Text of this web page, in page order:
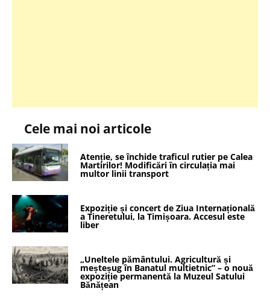
Cele mai noi articole
Atenție, se închide traficul rutier pe Calea
Martirilor! Modificări în circulația mai
multor linii transport
Expoziție și concert de Ziua Internațională
a Tineretului, la Timișoara. Accesul este
liber
„Uneltele pământului. Agricultură și
meșteșug în Banatul multietnic” – o nouă
expoziție permanentă la Muzeul Satului
Bănățean